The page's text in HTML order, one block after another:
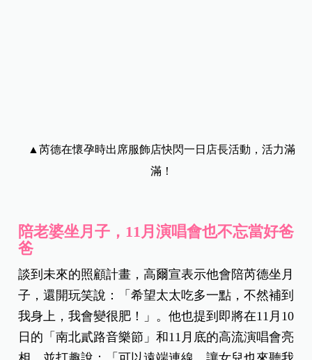
▲芮德在懷孕時出席服飾店快閃一日店長活動，活力滿
滿！
陪老婆坐月子，11月演唱會也不忘當好爸
爸
談到未來的照顧計畫，高爾宣表示他會陪芮德坐月
子，還開玩笑說：「希望太太吃多一點，不然補到
我身上，我會變很肥！」。他也提到即將在11月10
日的「南北貳路音樂節」和11月底的高流演唱會亮